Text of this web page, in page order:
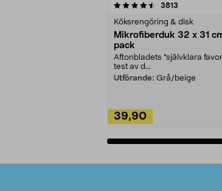
3813
Köksrengöring & disk
Mikrofiberduk 32 x 31
pack
Aftonbladets "självklara
test av d...
Utförande: Grå/beige
39,90
4.0av 5 stjärnor